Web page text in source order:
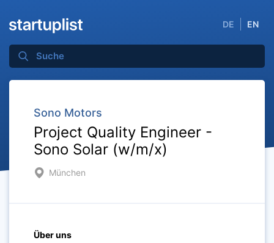
DE EN
Sono Motors
Project Quality Engineer -
Sono Solar (w/m/x)
München
Über uns